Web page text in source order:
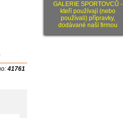
41761
GALERIE SPORTOVCŮ -
kteří používají (nebo
používali) přípravky,
dodávané naší firmou